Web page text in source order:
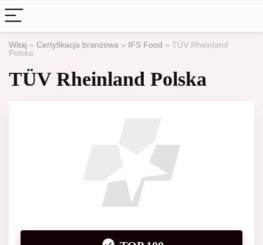
Witaj » Certyfikacja branżowa » IFS Food » TÜV Rheinland
Polska
TÜV Rheinland Polska